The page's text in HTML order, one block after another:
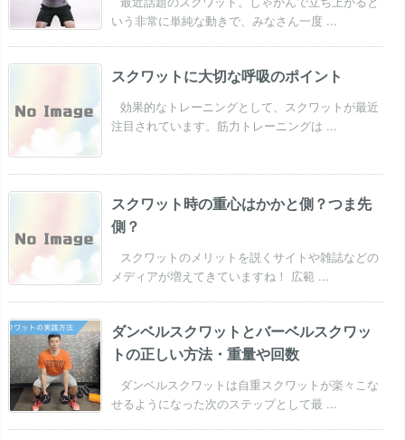
いう非常に単純な動きで、みなさん一度 ...
スクワットに大切な呼吸のポイント
効果的なトレーニングとして、スクワットが最近
注目されています。筋力トレーニングは ...
スクワット時の重心はかかと側？つま先
側？
スクワットのメリットを説くサイトや雑誌などの
メディアが増えてきていますね！ 広範 ...
ダンベルスクワットとバーベルスクワッ
トの正しい方法・重量や回数
ダンベルスクワットは自重スクワットが楽々こな
せるようになった次のステップとして最 ...